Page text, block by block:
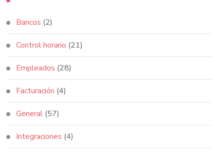
Bancos (2)
Control horario (21)
Empleados (28)
Facturación (4)
General (57)
Integraciones (4)